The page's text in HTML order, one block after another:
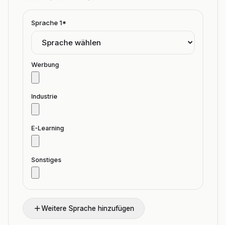
Sprache 1*
Werbung
Industrie
E-Learning
Sonstiges
Weitere Sprache hinzufügen